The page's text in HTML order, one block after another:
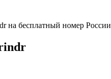
на бесплатный номер России